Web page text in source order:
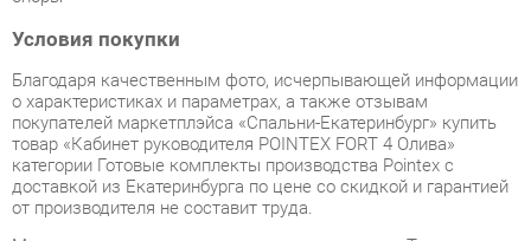
Благодаря качественным фото, исчерпывающей информации
о характеристиках и параметрах, а также отзывам
покупателей маркетплэйса «Спальни-Екатеринбург» купить
товар «Кабинет руководителя POINTEX FORT 4 Олива»
категории Готовые комплекты производства Pointex с
доставкой из Екатеринбурга по цене со скидкой и гарантией
от производителя не составит труда.
Мы отправляем заказы в доставку ежедневно. Товары из
ассортимента в наличии на складе в Екатеринбурге вы
получите не позднее48-ми часовс момента оформления